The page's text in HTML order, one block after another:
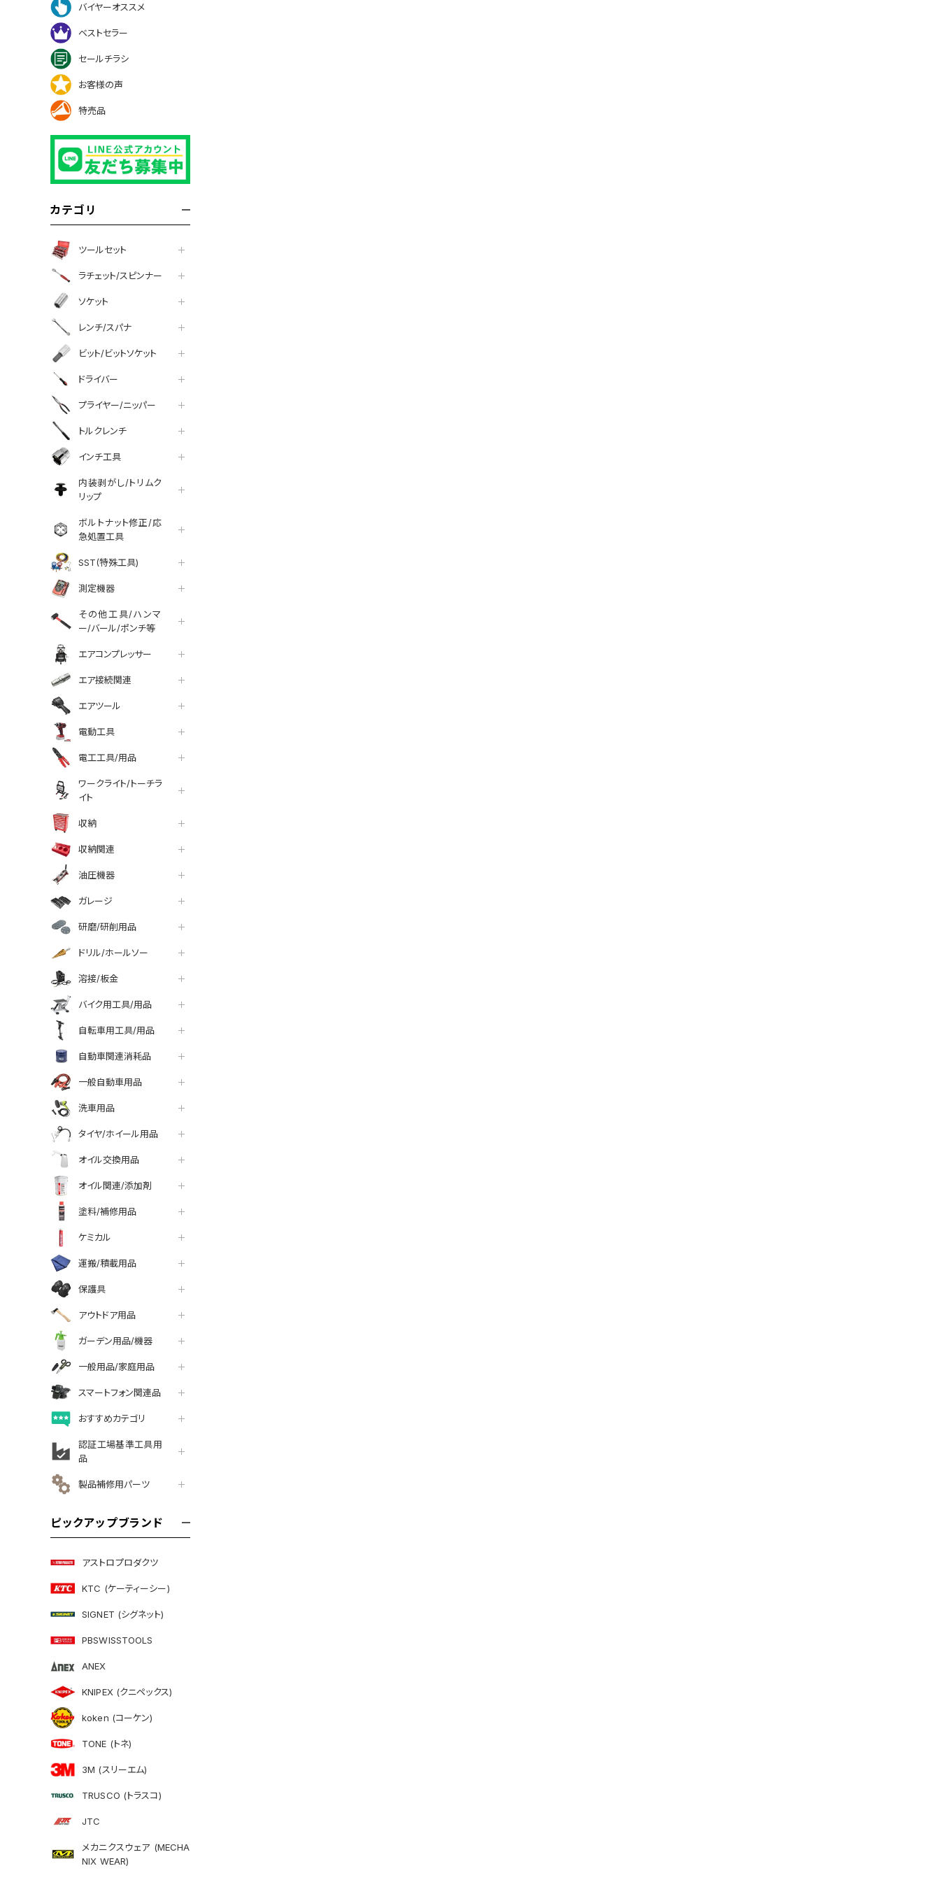
バイヤーオススメ
ベストセラー
セールチラシ
お客様の声
特売品
カテゴリ
ツールセット
ラチェット/スピンナー
ソケット
レンチ/スパナ
ビット/ビットソケット
ドライバー
プライヤー/ニッパー
トルクレンチ
インチ工具
内装剥がし/トリムク
リップ
ボルトナット修正/応
急処置工具
SST(特殊工具)
測定機器
その他工具/ハンマ
ー/バール/ポンチ等
エアコンプレッサー
エア接続関連
エアツール
電動工具
電工工具/用品
ワークライト/トーチラ
イト
収納
収納関連
油圧機器
ガレージ
研磨/研削用品
ドリル/ホールソー
溶接/板金
バイク用工具/用品
自転車用工具/用品
自動車関連消耗品
一般自動車用品
洗車用品
タイヤ/ホイール用品
オイル交換用品
オイル関連/添加剤
塗料/補修用品
ケミカル
運搬/積載用品
保護具
アウトドア用品
ガーデン用品/機器
一般用品/家庭用品
スマートフォン関連品
おすすめカテゴリ
認証工場基準工具用
品
製品補修用パーツ
ピックアップブランド
アストロプロダクツ
KTC (ケーティーシー)
SIGNET (シグネット)
PBSWISSTOOLS
ANEX
KNIPEX (クニペックス)
koken (コーケン)
TONE (トネ)
3M (スリーエム)
TRUSCO (トラスコ)
JTC
メカニクスウェア (MECHA
NIX WEAR)